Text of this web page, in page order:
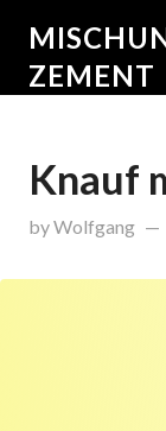
ZEMENT
Knauf
byWolfgang